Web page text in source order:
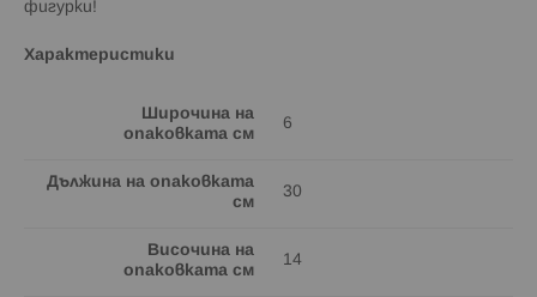
фигурки!
Характеристики
Широчина на
опаковката см
6
Дължина на опаковката
см
30
Височина на
опаковката см
14